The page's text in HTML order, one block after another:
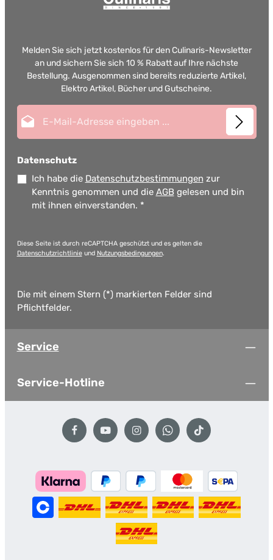
Melden Sie sich jetzt kostenlos für den Culinaris-Newsletter
an und sichern Sie sich 10 % Rabatt auf Ihre nächste
Bestellung. Ausgenommen sind bereits reduzierte Artikel,
Elektro Artikel, Bücher und Gutscheine.
Datenschutz
Ich habe die Datenschutzbestimmungen zur
Kenntnis genommen und die AGB gelesen und bin
mit ihnen einverstanden. *
Diese Seite ist durch reCAPTCHA geschützt und es gelten die
Datenschutzrichtlinieund Nutzungsbedingungen.
Die mit einem Stern (*) markierten Felder sind
Pflichtfelder.
Service
Service-Hotline